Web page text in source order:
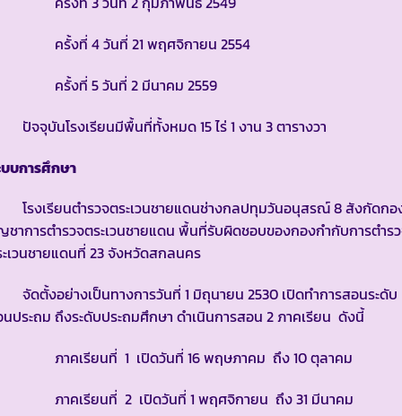
งที่ 4 วันที่ 21 พฤศจิกายน 2554
งที่ 5 วันที่ 2 มีนาคม 2559
บันโรงเรียนมีพื้นที่ทั้งหมด 15 ไร่ 1 งาน 3 ตารางวา
บการศึกษา
งเรียนตำรวจตระเวนชายแดนช่างกลปทุมวันอนุสรณ์ 8 สังกัดกอ
าการตำรวจตระเวนชายแดน พื้นที่รับผิดชอบของกองกำกับการตำร
เวนชายแดนที่ 23 จังหวัดสกลนคร
งอย่างเป็นทางการวันที่ 1 มิถุนายน 2530 เปิดทำการสอนระดับ
ประถม ถึงระดับประถมศึกษา ดำเนินการสอน 2 ภาคเรียน ดังนี้
คเรียนที่ 1 เปิดวันที่ 16 พฤษภาคม ถึง 10 ตุลาคม
คเรียนที่ 2 เปิดวันที่ 1 พฤศจิกายน ถึง 31 มีนาคม